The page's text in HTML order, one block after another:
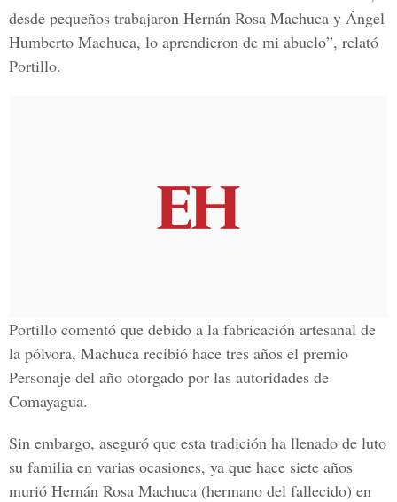
desde pequeños trabajaron Hernán Rosa Machuca y Ángel
Humberto Machuca, lo aprendieron de mi abuelo”, relató
Portillo.
Portillo comentó que debido a la fabricación artesanal de
la pólvora, Machuca recibió hace tres años el premio
Personaje del año otorgado por las autoridades de
Comayagua.
Sin embargo, aseguró que esta tradición ha llenado de luto
su familia en varias ocasiones, ya que hace siete años
murió Hernán Rosa Machuca (hermano del fallecido) en